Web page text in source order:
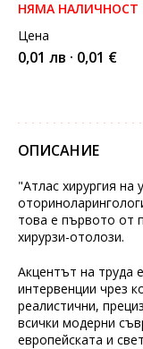
НЯМА НАЛИЧНОСТ
Цена
0,01 лв · 0,01 €
ОПИСАНИЕ
"Атлас хирургия на
това е първото от
хирурзи-отолози.
Акцентът на труда
интервенции чрез
реалистични,
всички модерни
европейската и